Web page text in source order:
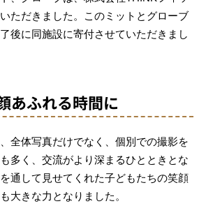
ただきました。このミットとグローブ
後に同施設に寄付させていただきまし
あふれる時間に
全体写真だけでなく、個別での撮影を
多く、交流がより深まるひとときとな
通して見せてくれた子どもたちの笑顔
大きな力となりました。